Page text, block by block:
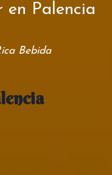
en Palencia
Bebida